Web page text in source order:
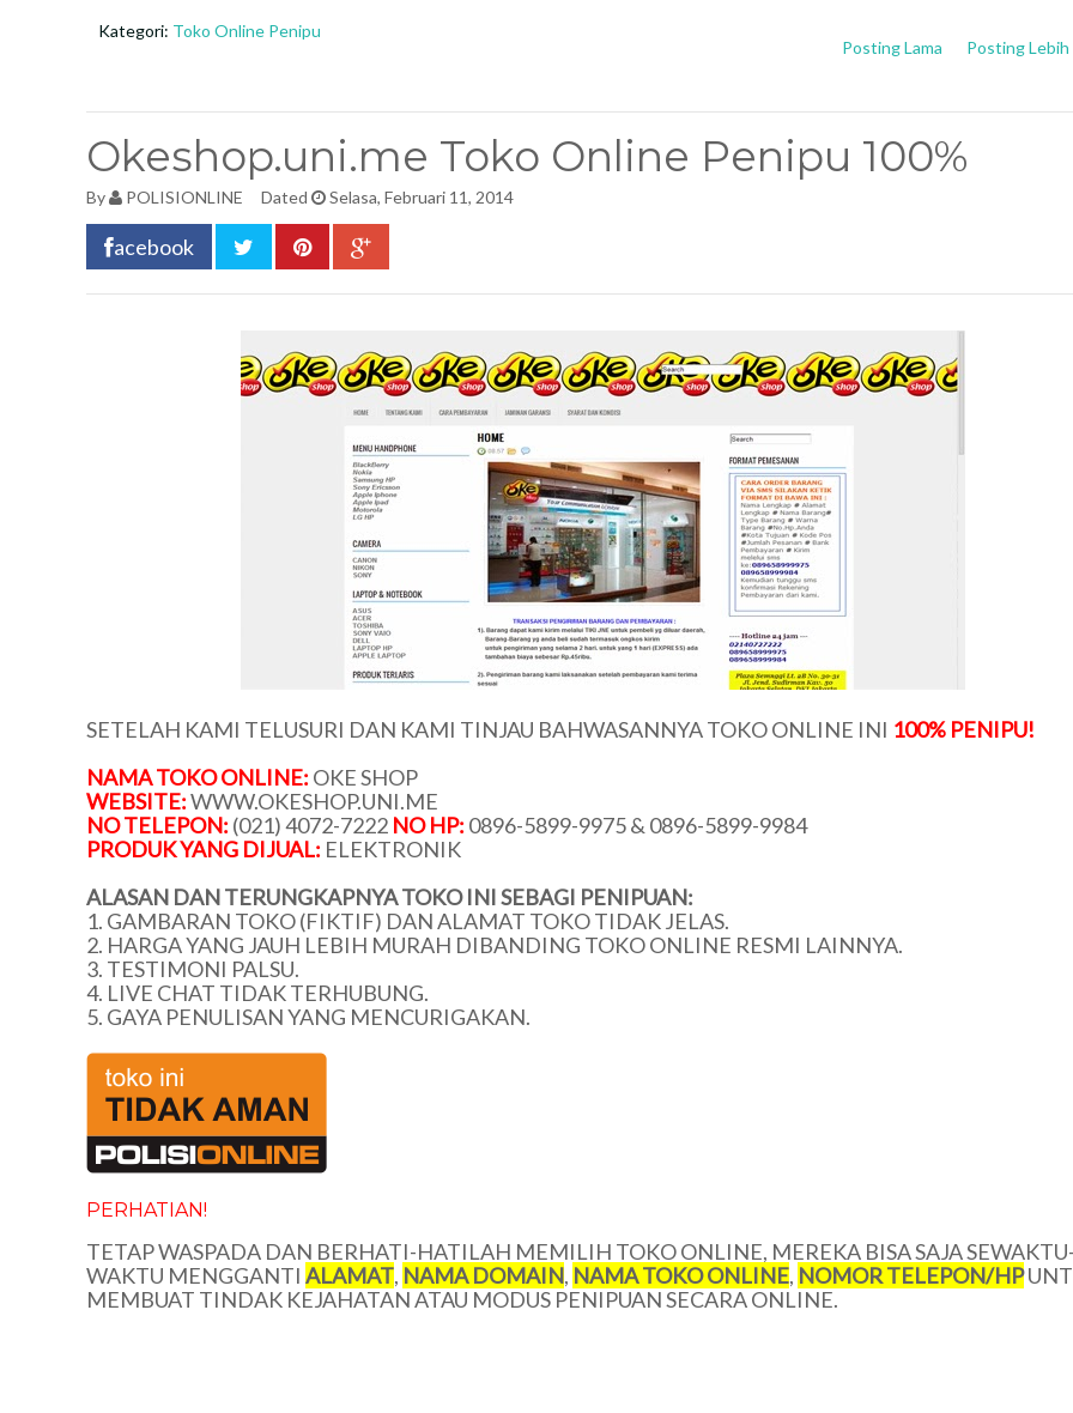
Kategori: Toko Online Penipu
Posting Lebih
Posting Lama
Okeshop.uni.me Toko Online Penipu 100%
By POLISIONLINE Dated Selasa, Februari 11, 2014
acebook
SETELAH KAMI TELUSURI DAN KAMI TINJAU BAHWASANNYA TOKO ONLINE INI 100% PENIPU!
NAMA TOKO ONLINE: OKE SHOP
WEBSITE:WWW.OKESHOP.UNI.ME
NO TELEPON: (021) 4072-7222 NO HP: 0896-5899-9975 & 0896-5899-9984
PRODUK YANG DIJUAL: ELEKTRONIK
ALASAN DAN TERUNGKAPNYA TOKO INI SEBAGI PENIPUAN:
1. GAMBARAN TOKO (FIKTIF) DAN ALAMAT TOKO TIDAK JELAS.
2. HARGA YANG JAUH LEBIH MURAH DIBANDING TOKO ONLINE RESMI LAINNYA.
3. TESTIMONI PALSU.
4. LIVE CHAT TIDAK TERHUBUNG.
5. GAYA PENULISAN YANG MENCURIGAKAN.
PERHATIAN!
TETAP WASPADA DAN BERHATI-HATILAH MEMILIH TOKO ONLINE, MEREKA BISA SAJA
WAKTU MENGGANTI ALAMAT, NAMA DOMAIN, NAMA TOKO ONLINE, NOMOR TELEPON/HP
MEMBUAT TINDAK KEJAHATAN ATAU MODUS PENIPUAN SECARA ONLINE.